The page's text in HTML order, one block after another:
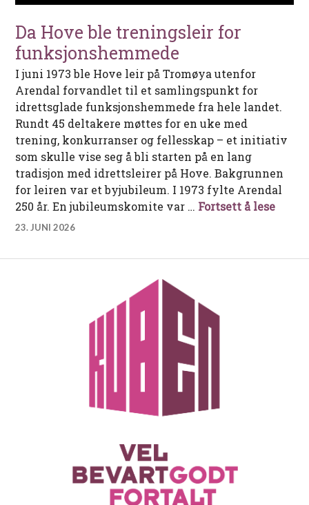
Da Hove ble treningsleir for
funksjonshemmede
I juni 1973 ble Hove leir på Tromøya utenfor
Arendal forvandlet til et samlingspunkt for
idrettsglade funksjonshemmede fra hele landet.
Rundt 45 deltakere møttes for en uke med
trening, konkurranser og fellesskap – et initiativ
som skulle vise seg å bli starten på en lang
tradisjon med idrettsleirer på Hove. Bakgrunnen
for leiren var et byjubileum. I 1973 fylte Arendal
250 år. En jubileumskomite var … Fortsett å leseDa
23. JUNI 2026